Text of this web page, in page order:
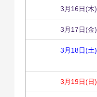
3月16日(木)
3月17日(金)
3月18日(土)
3月19日(日)